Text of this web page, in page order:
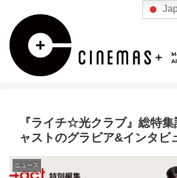
『ライチ☆光クラブ』総特
ャストのグラビア&インタビ
ニュース